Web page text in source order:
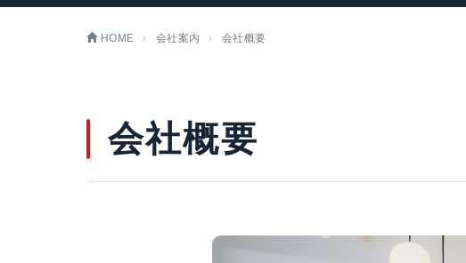
HOME 会社案内 会社概要
会社概要